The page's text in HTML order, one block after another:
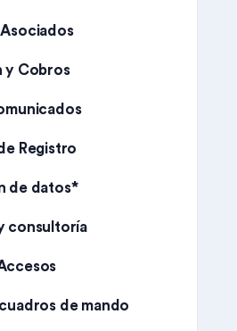
y Cobros
Registro
de datos*
consultoría
de mando